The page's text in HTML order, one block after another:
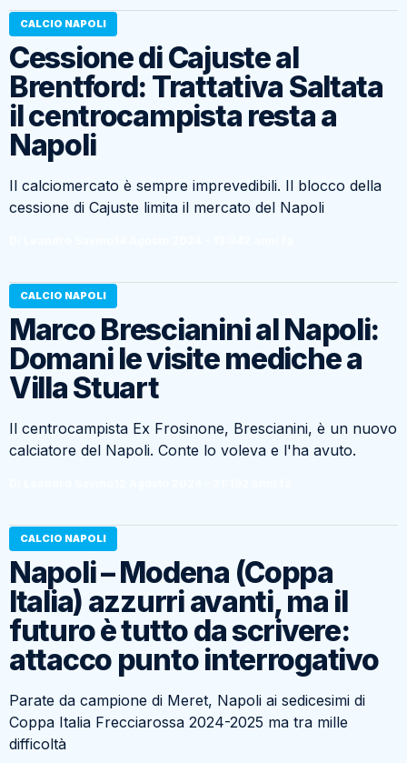
CALCIO NAPOLI
Cessione di Cajuste al
Brentford: Trattativa Saltata
il centrocampista resta a
Napoli
Il calciomercato è sempre imprevedibili. Il blocco della
cessione di Cajuste limita il mercato del Napoli
CALCIO NAPOLI
Marco Brescianini al Napoli:
Domani le visite mediche a
Villa Stuart
Il centrocampista Ex Frosinone, Brescianini, è un nuovo
calciatore del Napoli. Conte lo voleva e l'ha avuto.
CALCIO NAPOLI
Napoli – Modena (Coppa
Italia) azzurri avanti, ma il
futuro è tutto da scrivere:
attacco punto interrogativo
Parate da campione di Meret, Napoli ai sedicesimi di
Coppa Italia Frecciarossa 2024-2025 ma tra mille
difficoltà